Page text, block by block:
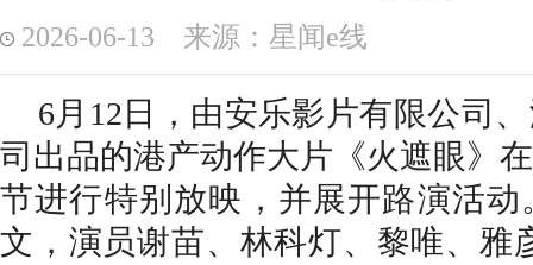
2026-06-13 来源：星闻e线
6月12日， 由安乐影片有限公司
司出品的港产动作大片《火遮眼》
节进行特别放映，并展开路演活
文，演员谢苗、林科灯、黎唯、雅